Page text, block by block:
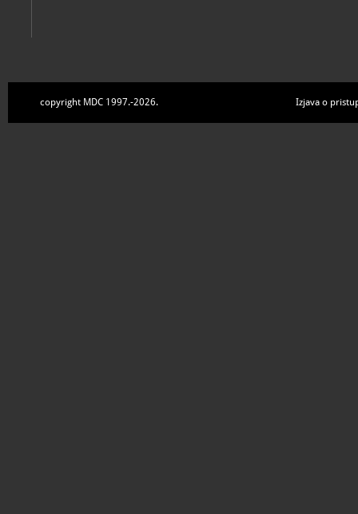
copyright MDC 1997.-2026. Izjava o